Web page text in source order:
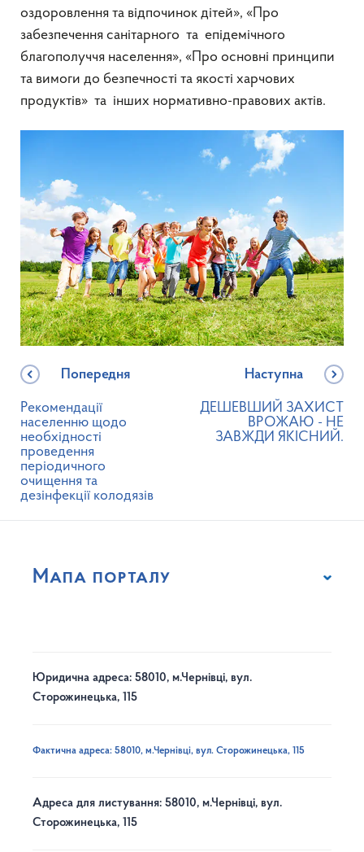
оздоровлення та відпочинок дітей», «Про
забезпечення санітарного та епідемічного
благополуччя населення», «Про основні принципи
та вимоги до безпечності та якості харчових
продуктів» та інших нормативно-правових актів.
Попередня
Рекомендації
населенню щодо
необхідності
проведення
періодичного
очищення та
дезінфекції колодязів
Наступна
ДЕШЕВШИЙ ЗАХИСТ
ВРОЖАЮ - НЕ
ЗАВЖДИ ЯКІСНИЙ.
Мапа порталу
Юридична адреса: 58010, м.Чернівці, вул.
Сторожинецька, 115
Фактична адреса: 58010, м.Чернівці, вул. Сторожинецька, 115
Адреса для листування: 58010, м.Чернівці, вул.
Сторожинецька, 115